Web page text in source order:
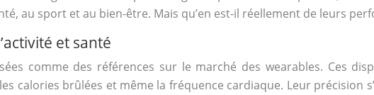
au sport et au bien-être. Mais qu’en est-il réellement de leurs
et santé
comme des références sur le marché des wearables. Ces
calories brûlées et même la fréquence cardiaque. Leur précision